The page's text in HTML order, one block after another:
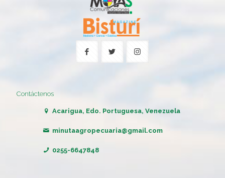
Contáctenos
Acarigua, Edo. Portuguesa, Venezuela
minutaagropecuaria@gmail.com
0255-6647848